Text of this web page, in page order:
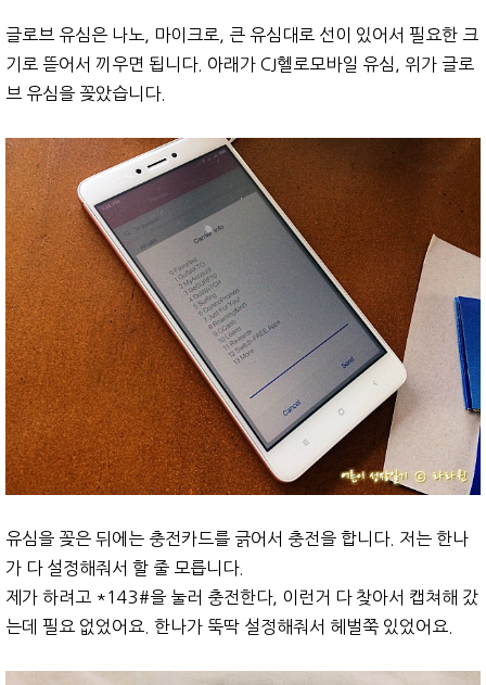
글로브 유심은 나노, 마이크로, 큰 유심대로 선이 있어서 필요한 크
기로 뜯어서 끼우면 됩니다. 아래가 CJ헬로모바일 유심, 위가 글로
브 유심을 꽂았습니다.
유심을 꽂은 뒤에는 충전카드를 긁어서 충전을 합니다. 저는 한나
가 다 설정해줘서 할 줄 모릅니다.
제가 하려고 *143#을 눌러 충전한다, 이런거 다 찾아서 캡쳐해 갔
는데 필요 없었어요. 한나가 뚝딱 설정해줘서 헤벌쭉 있었어요.